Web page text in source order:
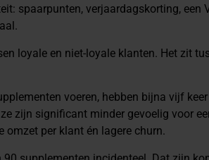
spaarpunten, verjaardagskorting, een
loyale en niet-loyale klanten. Het zit
voeren, hebben bijna vijf
zijn significant minder gevoelig voor
omzet per klant én lagere churn.